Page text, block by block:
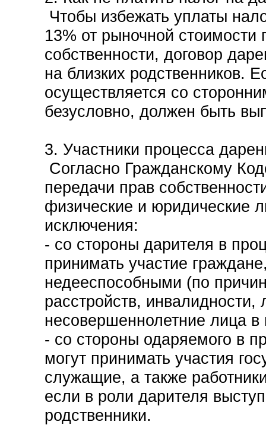
Чтобы избежать уплаты
13% от рыночной стоимости
собственности, договор
на близких родственников.
осуществляется со
безусловно, должен быть
3. Участники процесса
Согласно Гражданскому
передачи прав
физические и юридические
исключения:
- со стороны дарителя в
принимать участие
недееспособными (по
расстройств, инвалидности,
несовершеннолетние лица в
- со стороны одаряемого в
могут принимать участия
служащие, а также
если в роли дарителя
родственники.